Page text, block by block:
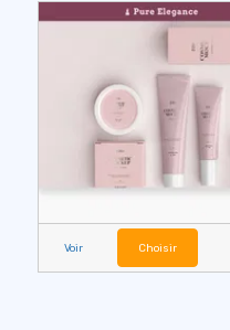
Voir Choisir